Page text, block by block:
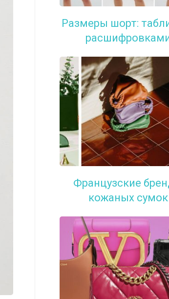
Размеры шорт:
Французские
кожаных сумок